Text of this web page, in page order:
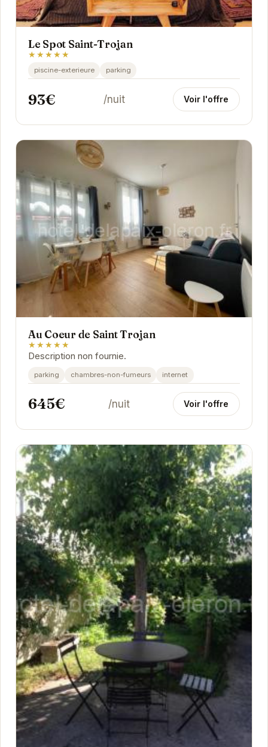
Le Spot Saint-Trojan
★★★★★
piscine-exterieure parking
93€ /nuit Voir l'offre
Au Coeur de Saint Trojan
★★★★★
Description non fournie.
parking chambres-non-fumeurs internet
645€ /nuit Voir l'offre